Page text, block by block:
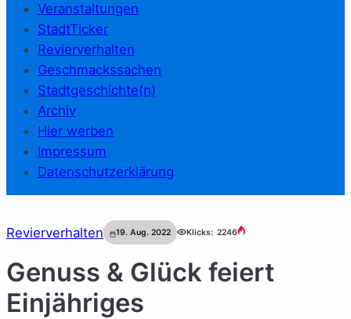
Veranstaltungen
StadtTicker
Revierverhalten
Geschmackssachen
Stadtgeschichte(n)
Archiv
Hier werben
Impressum
Datenschutzerklärung
Revierverhalten 19. Aug. 2022 Klicks: 2246
Genuss & Glück feiert
Einjähriges